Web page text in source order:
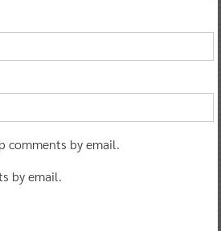
comments by email.
by email.